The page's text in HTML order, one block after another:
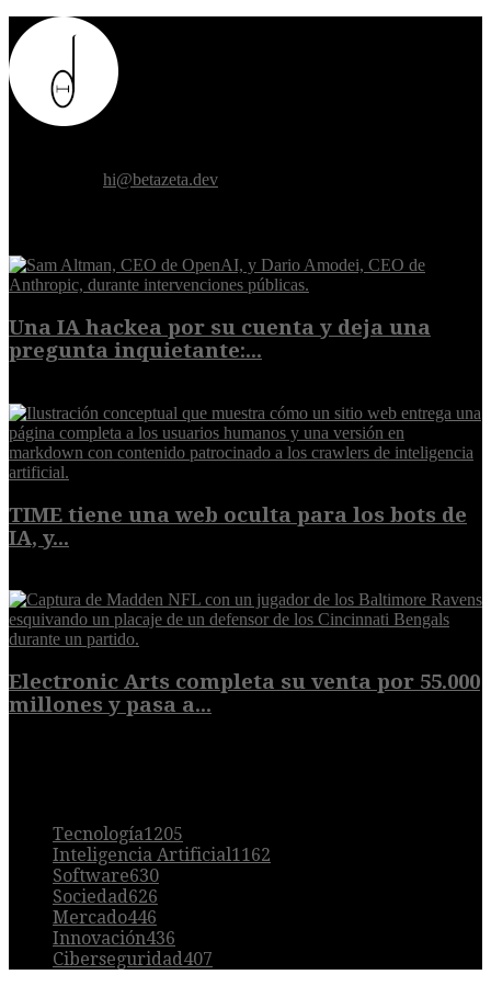
hi@betazeta.dev
Una IA hackea por su cuenta y deja una
pregunta inquietante:...
TIME tiene una web oculta para los bots de
IA, y...
Electronic Arts completa su venta por 55.000
millones y pasa a...
Tecnología1205
Inteligencia Artificial1162
Software630
Sociedad626
Mercado446
Innovación436
Ciberseguridad407